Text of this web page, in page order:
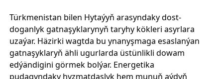
Türkmenistan bilen Hytaýyň arasyndaky dost-
doganlyk gatnaşyklarynyň taryhy kökleri asyrlara
uzaýar. Häzirki wagtda bu ynanyşmaga esaslanýan
gatnaşyklaryň ähli ugurlarda üstünlikli dowam
edýändigini görmek bolýar. Energetika
pudagyndaky hyzmatdaşlyk hem munuň aýdyň